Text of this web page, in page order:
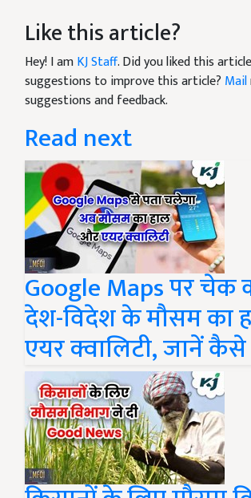
Like this article?
Hey! I amKJ Staff. Did you liked this
suggestions to improve this article? Mail
suggestions and feedback.
Read next
Google Maps पर
देश-विदेश के मौसम का
एयर क्वालिटी, जानें कैसे